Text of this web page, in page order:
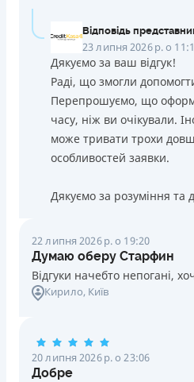
Відповідь
23 липня 2026 р. о
Дякуємо за ваш відгук!
Раді, що змогли
Перепрошуємо, що
часу, ніж ви очікували.
може тривати трохи
особливостей заявки.
Дякуємо за розуміння та
22 липня 2026 р. о 19:20
Думаю оберу Старфин
Відгуки начебто непогані,
Кирило, Київ
20 липня 2026 р. о 23:06
Добре